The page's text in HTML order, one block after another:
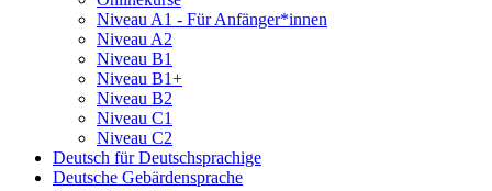
Niveau A1 - Für Anfänger*innen
Niveau A2
Niveau B1
Niveau B1+
Niveau B2
Niveau C1
Niveau C2
Deutsch für Deutschsprachige
Deutsche Gebärdensprache